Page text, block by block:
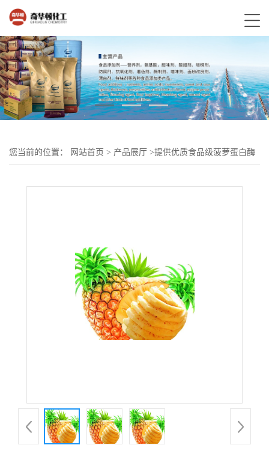
您当前的位置： 网站首页 > 产品展厅 >提供优质食品级菠萝蛋白酶